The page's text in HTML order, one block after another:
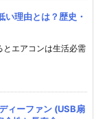
い理由とは？歴史・
エアコンは生活必需
ィーファン (USB扇